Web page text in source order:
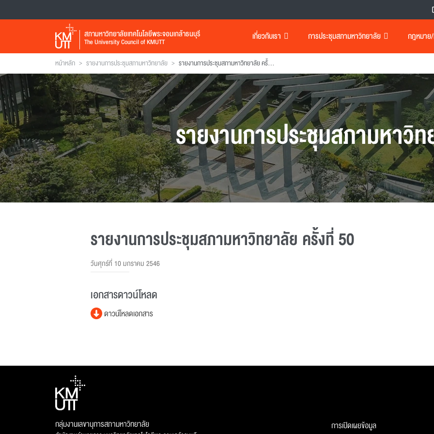
สภามหาวิทยาลัยเทคโนโลยีพระจอมเกล้าธนบุรี
The University Council of KMUTT เกี่ยวกับเรา การประชุมสภามหาวิทยาลัย กฎหมาย/
หน้าหลัก > รายงานการประชุมสภามหาวิทยาลัย > รายงานการประชุมสภามหาวิทยาลัย ครั้งที่ 50
รายงานการประชุมสภามหาวิ
รายงานการประชุมสภามหาวิทยาลัย ครั้งที่ 50
วันศุกร์ที่ 10 มกราคม 2546
เอกสารดาวน์โหลด
ดาวน์โหลดเอกสาร
กลุ่มงานเลขานุการสภามหาวิทยาลัย การเปิดเผยข้อมูล